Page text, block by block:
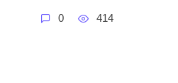
0 414